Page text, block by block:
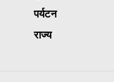
पर्यटन
राज्य